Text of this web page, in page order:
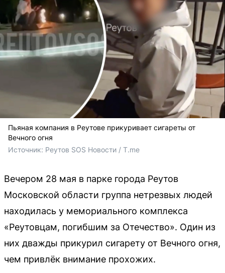
Пьяная компания в Реутове прикуривает сигареты от
Вечного огня
Источник: Реутов SOS Новости / T.me
Вечером 28 мая в парке города Реутов
Московской области группа нетрезвых людей
находилась у мемориального комплекса
«Реутовцам, погибшим за Отечество». Один из
них дважды прикурил сигарету от Вечного огня,
чем привлёк внимание прохожих.